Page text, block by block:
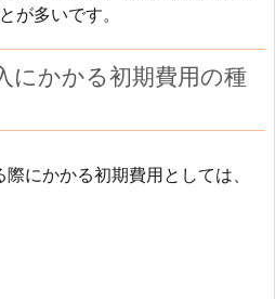
が多いです。
にかかる初期費用の種
にかかる初期費用としては、